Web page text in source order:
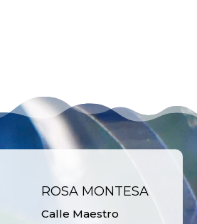
ROSA MONTESA
Calle Maestro